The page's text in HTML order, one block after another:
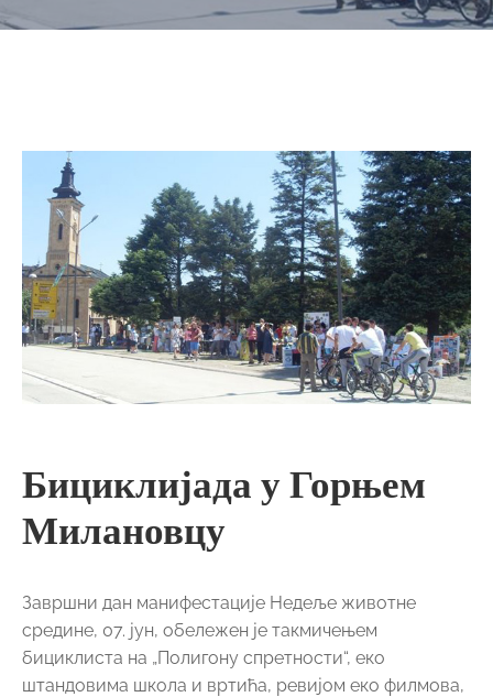
Бициклијада у Горњем
Милановцу
Завршни дан манифестације Недеље животне
средине, 07. јун, обележен је такмичењем
бициклиста на „Полигону спретности“, еко
штандовима школа и вртића, ревијом еко филмова,